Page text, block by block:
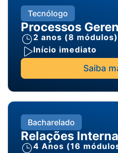
Tecnólogo
Processos
2 anos (8 módulos)
Início imediato
Saiba
Bacharelado
Relações
4 Anos (16